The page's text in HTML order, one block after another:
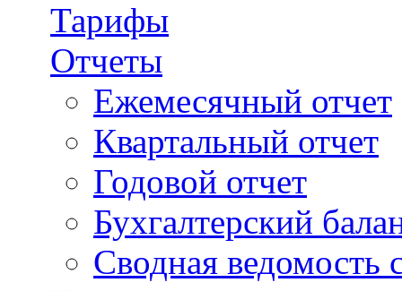
Тарифы
Отчеты
Ежемесячный отчет
Квартальный отчет
Годовой отчет
Бухгалтерский
Сводная ведомость